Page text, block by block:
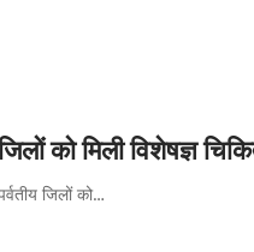
को मिली विशेषज्ञ
जिलों को…